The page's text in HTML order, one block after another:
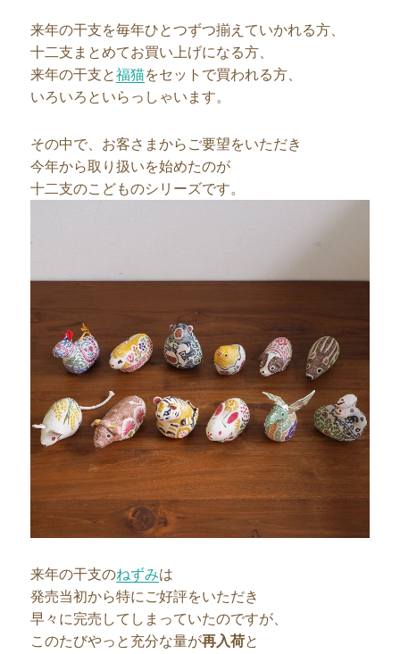
来年の干支を毎年ひとつずつ揃えていかれる方、
十二支まとめてお買い上げになる方、
来年の干支と福猫をセットで買われる方、
いろいろといらっしゃいます。
その中で、お客さまからご要望をいただき
今年から取り扱いを始めたのが
十二支のこどものシリーズです。
来年の干支のねずみは
発売当初から特にご好評をいただき
早々に完売してしまっていたのですが、
このたびやっと充分な量が再入荷と